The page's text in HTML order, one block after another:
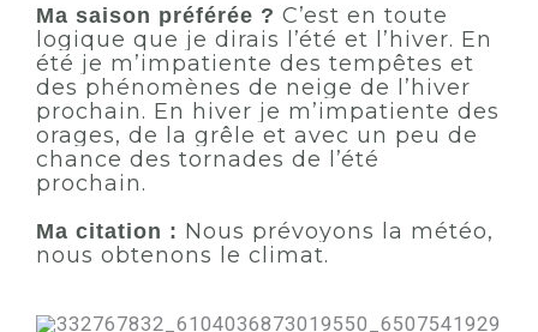
Ma saison préférée ? C’est en toute
logique que je dirais l’été et l’hiver. En
été je m’impatiente des tempêtes et
des phénomènes de neige de l’hiver
prochain. En hiver je m’impatiente des
orages, de la grêle et avec un peu de
chance des tornades de l’été
prochain.
Ma citation : Nous prévoyons la météo,
nous obtenons le climat.